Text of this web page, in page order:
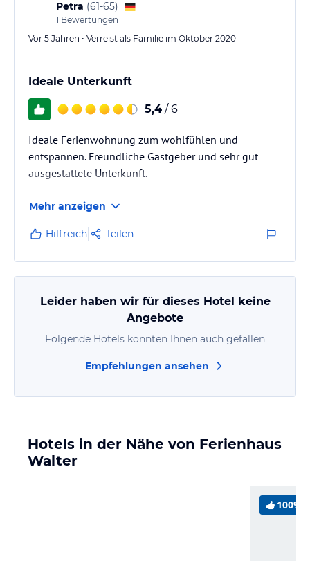
Petra (61-65)
1 Bewertungen
Vor 5 Jahren • Verreist als Familie im Oktober 2020
Ideale Unterkunft
5,4 / 6
Ideale Ferienwohnung zum wohlfühlen und
entspannen. Freundliche Gastgeber und sehr gut
ausgestattete Unterkunft.
Mehr anzeigen
Hilfreich Teilen
Leider haben wir für dieses Hotel keine
Angebote
Folgende Hotels könnten Ihnen auch gefallen
Empfehlungen ansehen
Hotels in der Nähe von Ferienhaus
Walter
100%